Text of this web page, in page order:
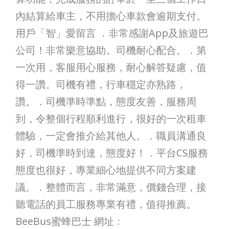
內結算給車主，不用擔心車款會逾期支付。
用戶「智」愛留言 ．非常感謝App及旅遊巴
公司！非常樂意協助。司機耐心配合。．第
一次用，客服用心服務，耐心解答疑慮，值
得一讚。司機有禮，行車穩定亦熟路，
讚。．司機準時準點，態度友善，服務周
到，令整個行程順利進行，很好的一次租車
體驗，一定會推介給其他人。．職員溝通良
好，司機準時到達，態度好！．平台CS服務
態度也很好，專業細心地提供不同方案建
議。．整體而言，非常滿意，價錢合理，接
聽電話的員工服務專業有禮，值得推薦。
BeeBus蜜蜂巴士 網址﹕